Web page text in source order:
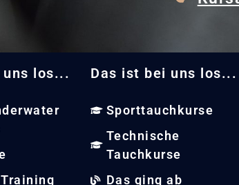
los... Das ist bei uns los...
Sporttauchkurse
Technische
Tauchkurse
Das ging ab